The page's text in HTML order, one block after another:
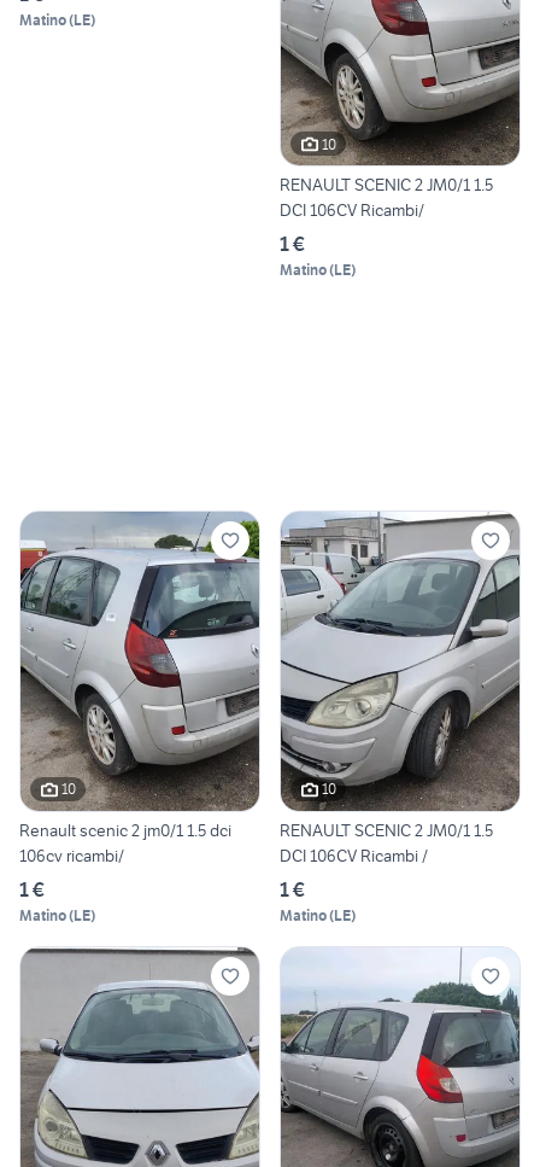
Matino(LE)
10
RENAULT SCENIC 2 JM0/1 1.5
DCI 106CV Ricambi/
1 €
Matino(LE)
10
Renault scenic 2 jm0/1 1.5 dci
106cv ricambi/
1 €
Matino(LE)
10
RENAULT SCENIC 2 JM0/1 1.5
DCI 106CV Ricambi /
1 €
Matino(LE)